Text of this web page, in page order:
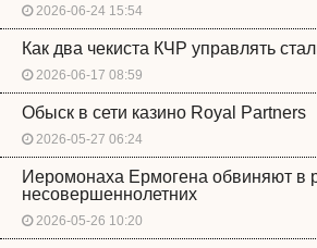
2026-06-24 15:54
Как два чекиста КЧР управлять
2026-06-17 08:59
Обыск в сети казино Royal Partners
2026-05-27 06:24
Иеромонаха Ермогена обвиняют в
несовершеннолетних
2026-05-26 10:20